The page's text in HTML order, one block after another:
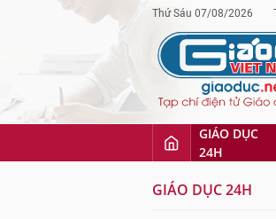
Thứ Sáu 07/08/2026
GIÁO DỤC
24H
GIÁO DỤC 24H